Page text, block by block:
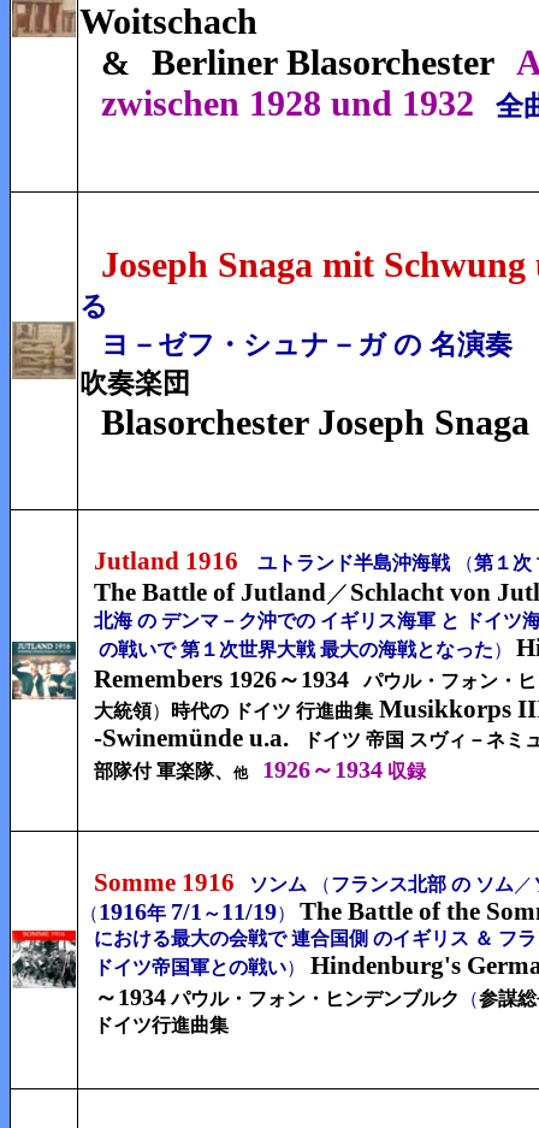
Woitschach
& Berliner Blasorchester
zwischen 1928 und 1932
全
Joseph Snaga mit
る
ヨ－ゼフ・シュナ－ガ の 名演奏
吹奏楽団
Blasorchester Joseph Snaga
Jutland 1916 ユトランド半島沖海戦 （第１次
The Battle of Jutland ／Schlacht von
北海 の デンマ－ク沖での イギリス海軍 と ドイツ
の戦いで 第１次世界大戦 最大の海戦となった）
Remembers 1926～1934
パウル・フォン・
大統領） 時代の ドイツ 行進曲集 Musikkorps
-Swinemünde u.a.
ドイツ 帝国 スヴィ－ネミ
部隊付 軍楽隊、
他 1926～1934 収録
Somme 1916 ソンム （フランス北部 の ソム ／
（1916年 7/1 ～11/19） The Battle of the
における最大の会戦で連合国側 のイギリス ＆ フ
ドイツ帝国軍との戦い） Hindenburg's
～1934 パウル・フォン・ヒンデンブルク （参謀
ドイツ行進曲集